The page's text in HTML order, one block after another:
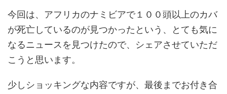
今回は、アフリカのナミビアで１００頭以上のカバ
が死亡しているのが見つかったという、とても気に
なるニュースを見つけたので、シェアさせていただ
こうと思います。
少しショッキングな内容ですが、最後までお付き合